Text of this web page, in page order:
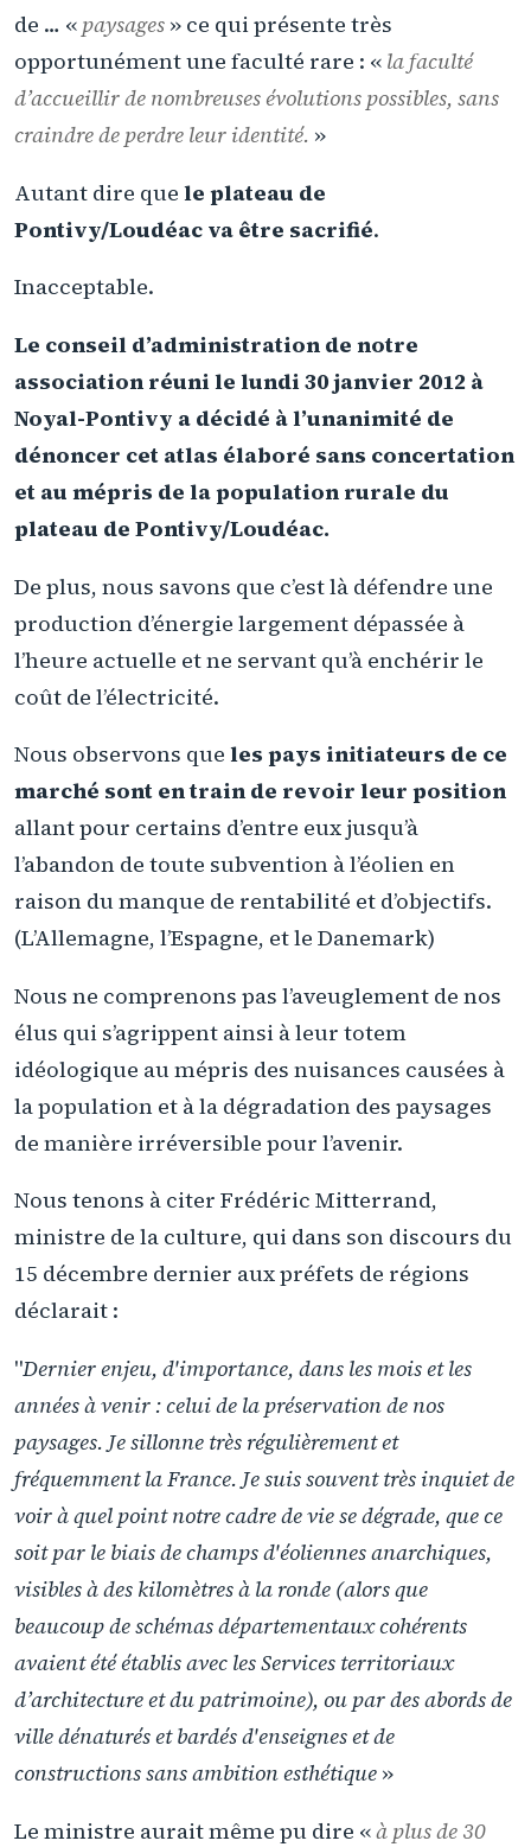
de … « paysages » ce qui présente très
opportunément une faculté rare : « la faculté
d’accueillir de nombreuses évolutions possibles, sans
craindre de perdre leur identité. »
Autant dire que le plateau de
Pontivy/Loudéac va être sacrifié.
Inacceptable.
Le conseil d’administration de notre
association réuni le lundi 30 janvier 2012 à
Noyal-Pontivy a décidé à l’unanimité de
dénoncer cet atlas élaboré sans concertation
et au mépris de la population rurale du
plateau de Pontivy/Loudéac.
De plus, nous savons que c’est là défendre une
production d’énergie largement dépassée à
l’heure actuelle et ne servant qu’à enchérir le
coût de l’électricité.
Nous observons que les pays initiateurs de ce
marché sont en train de revoir leur position
allant pour certains d’entre eux jusqu’à
l’abandon de toute subvention à l’éolien en
raison du manque de rentabilité et d’objectifs.
(L’Allemagne, l’Espagne, et le Danemark)
Nous ne comprenons pas l’aveuglement de nos
élus qui s’agrippent ainsi à leur totem
idéologique au mépris des nuisances causées à
la population et à la dégradation des paysages
de manière irréversible pour l’avenir.
Nous tenons à citer Frédéric Mitterrand,
ministre de la culture, qui dans son discours du
15 décembre dernier aux préfets de régions
déclarait :
"Dernier enjeu, d'importance, dans les mois et les
années à venir : celui de la préservation de nos
paysages. Je sillonne très régulièrement et
fréquemment la France. Je suis souvent très inquiet de
voir à quel point notre cadre de vie se dégrade, que ce
soit par le biais de champs d'éoliennes anarchiques,
visibles à des kilomètres à la ronde (alors que
beaucoup de schémas départementaux cohérents
avaient été établis avec les Services territoriaux
d’architecture et du patrimoine), ou par des abords de
ville dénaturés et bardés d'enseignes et de
constructions sans ambition esthétique »
Le ministre aurait même pu dire «à plus de 30